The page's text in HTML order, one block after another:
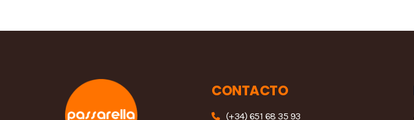
CONTACTO
(+34) 651 68 35 93